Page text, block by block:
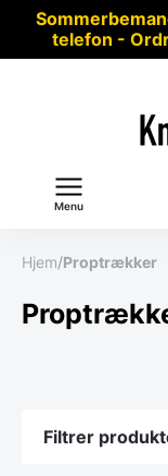
telefon -
Menu
Hjem/Proptrækker
Filtrer